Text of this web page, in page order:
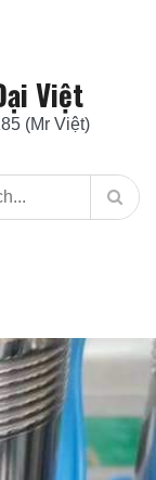
Việt
(Mr Việt)